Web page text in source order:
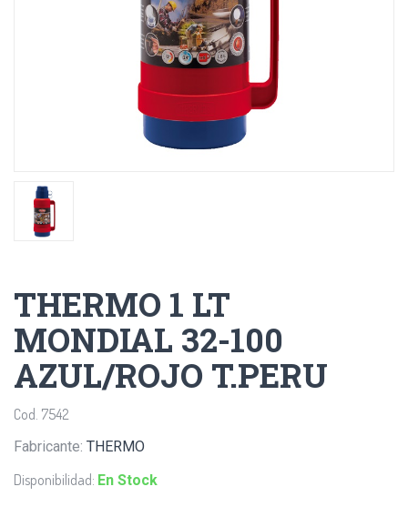
THERMO 1 LT
MONDIAL 32-100
AZUL/ROJO T.PERU
Cod. 7542
Fabricante: THERMO
Disponibilidad: En Stock